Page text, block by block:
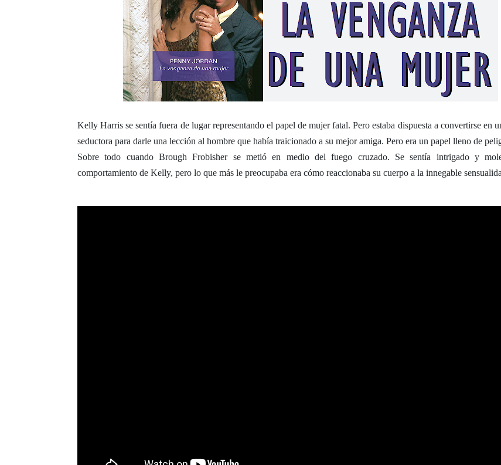
Kelly Harris se sentía fuera de lugar representando el papel de mujer fatal. Pero estaba dispuesta a convertirse en
seductora para darle una lección al hombre que había traicionado a su mejor amiga. Pero era un papel lleno de
Sobre todo cuando Brough Frobisher se metió en medio del fuego cruzado. Se sentía intrigado y
comportamiento de Kelly, pero lo que más le preocupaba era cómo reaccionaba su cuerpo a la innegable